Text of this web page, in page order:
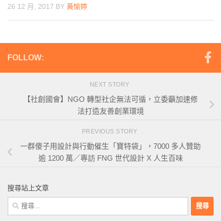
26 12 月, 2017 BY 黃愉婷
FOLLOW:
NEXT STORY
【社創國會】NGO 轉型社企無法可循，立委籲加速修
法打造友善創業環境
PREVIOUS STORY
一群傻子用設計與行動催生「寶特袋」，7000 多人贊助
逾 1200 萬／專訪 FNG 世代設計 X 人生百味
搜尋站上文章
搜
尋